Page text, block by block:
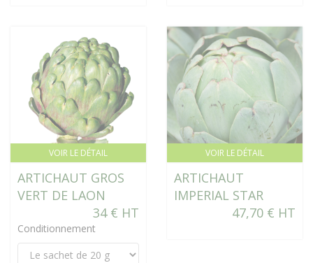
VOIR LE DÉTAIL
ARTICHAUT GROS
VERT DE LAON
34 € HT
Conditionnement
VOIR LE DÉTAIL
ARTICHAUT
IMPERIAL STAR
47,70 € HT